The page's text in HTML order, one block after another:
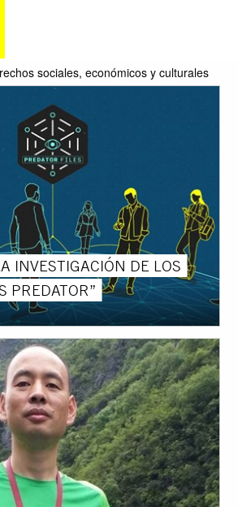
sociales, económicos y culturales
INVESTIGACIÓN DE LOS
PREDATOR”